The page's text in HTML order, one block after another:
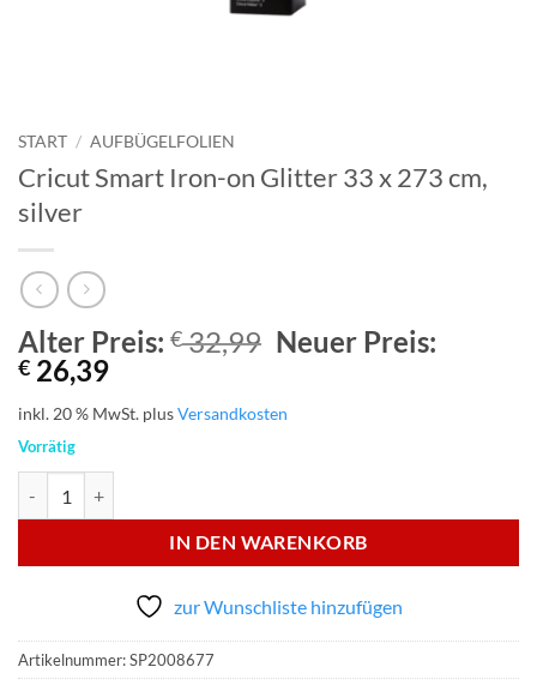
START / AUFBÜGELFOLIEN
Cricut Smart Iron-on Glitter 33 x 273 cm,
silver
Alter Preis: €32,99 Ursprünglicher
€ 32,99
Neuer Preis:
€ 26,39Aktueller
ist:
inkl. 20 % MwSt. plusVersandkosten
Vorrätig
IN DEN WARENKORB
zur Wunschliste hinzufügen
Artikelnummer:SP2008677